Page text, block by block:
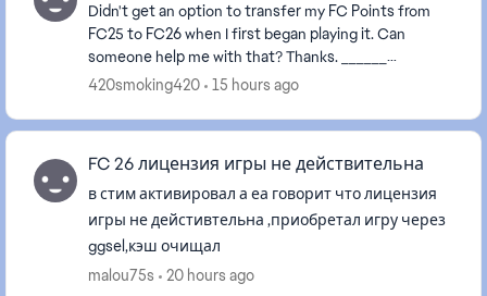
Didn't get an option to transfer my FC Points from
FC25 to FC26 when I first began playing it. Can
someone help me with that? Thanks. ______
Название темы изменено в соответствии с
420smoking420 15 hours ago
FC 26 лицензия игры не действительна
в стим активировал а еа говорит что лицензия
игры не дейстивтельна ,приобретал игру через
ggsel,кэш очищал
malou75s
20 hours ago